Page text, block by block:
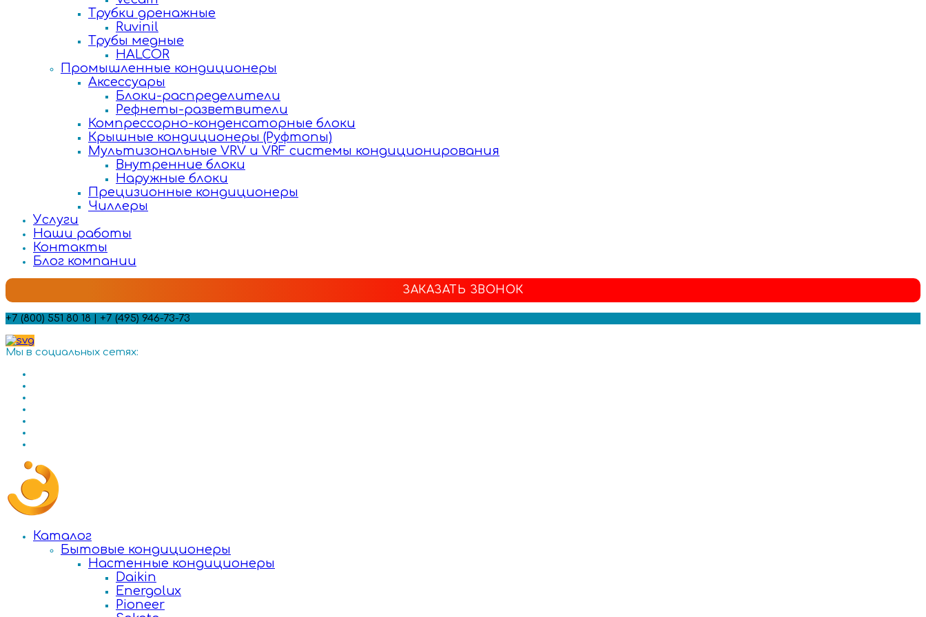
Трубки дренажные
Ruvinil
Трубы медные
HALCOR
Промышленные кондиционеры
Аксессуары
Блоки-распределители
Рефнеты-разветвители
Компрессорно-конденсаторные блоки
Крышные кондиционеры (Руфтопы)
Мультизональные VRV и VRF системы кондиционирования
Внутренние блоки
Наружные блоки
Прецизионные кондиционеры
Чиллеры
Услуги
Наши работы
Контакты
Блог компании
ЗАКАЗАТЬ ЗВОНОК
+7 (800) 551 80 18 | +7 (495) 946-73-73
Мы в социальных сетях:
Каталог
Бытовые кондиционеры
Настенные кондиционеры
Daikin
Energolux
Pioneer